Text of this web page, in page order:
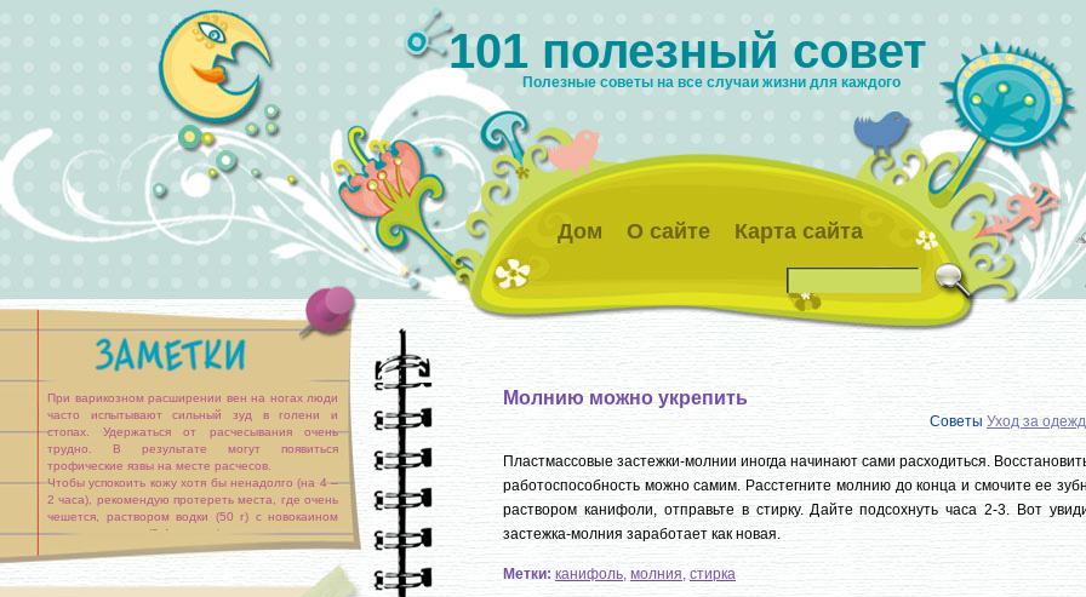
101 полезный совет
Полезные советы на все случаи жизни для каждого
Дом О сайте Карта сайта
При варикозном расширении вен на ногах люди
часто испытывают сильный зуд в голени и
стопах. Удержаться от расчесывания очень
трудно. В результате могут появиться
трофические язвы на месте расчесов.
Чтобы успокоить кожу хотя бы ненадолго (на 4 –
2 часа), рекомендую протереть места, где очень
чешется, раствором водки (50 г) с новокаином
или ледокаином (3-4 ампулы).
Молнию можно укрепить
Советы Уход за
Пластмассовые застежки-молнии иногда начинают сами расходиться.
работоспособность можно самим. Расстегните молнию до конца и смочите ее
раствором канифоли, отправьте в стирку. Дайте подсохнуть часа 2-3. Вот
застежка-молния заработает как новая.
Метки: канифоль, молния, стирка